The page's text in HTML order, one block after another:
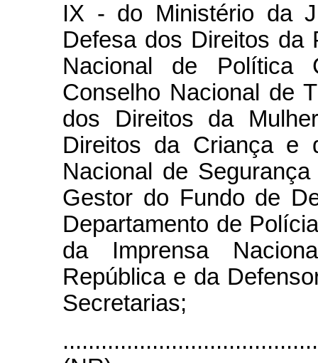
IX - do Ministério da
Defesa dos Direitos da
Nacional de Política
Conselho Nacional de
dos Direitos da
Direitos da Criança e
Nacional de
Gestor do Fundo de
Departamento de
da Imprensa
República e da
Secretarias;